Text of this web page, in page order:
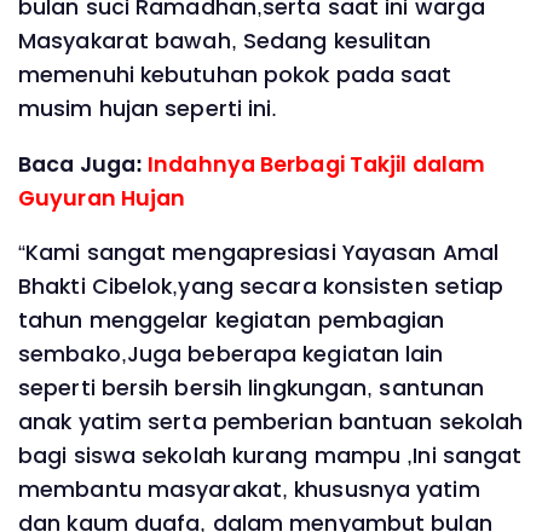
bulan suci Ramadhan,serta saat ini warga
Masyakarat bawah, Sedang kesulitan
memenuhi kebutuhan pokok pada saat
musim hujan seperti ini.
Baca Juga: Indahnya Berbagi Takjil dalam
Guyuran Hujan
“Kami sangat mengapresiasi Yayasan Amal
Bhakti Cibelok,yang secara konsisten setiap
tahun menggelar kegiatan pembagian
sembako,Juga beberapa kegiatan lain
seperti bersih bersih lingkungan, santunan
anak yatim serta pemberian bantuan sekolah
bagi siswa sekolah kurang mampu ,Ini sangat
membantu masyarakat, khususnya yatim
dan kaum duafa, dalam menyambut bulan